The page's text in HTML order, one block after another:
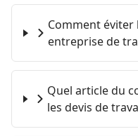
Comment éviter
entreprise de
Quel article du
les devis de